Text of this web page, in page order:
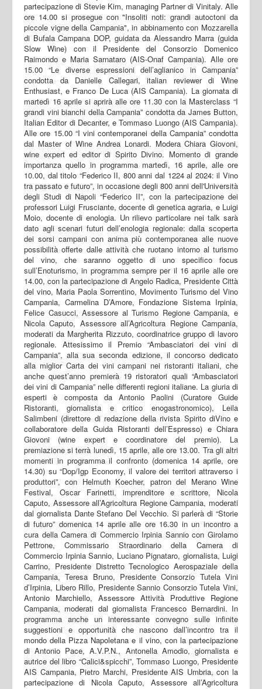
partecipazione di Stevie Kim, managing Partner di Vinitaly. Alle
ore 14.00 si prosegue con "Insoliti noti: grandi autoctoni da
piccole vigne della Campania", in abbinamento con Mozzarella
di Bufala Campana DOP, guidata da Alessandro Marra (guida
Slow Wine) con il Presidente del Consorzio Domenico
Raimondo e Maria Sarnataro (AIS-Onaf Campania). Alle ore
15.00 “Le diverse espressioni dell’aglianico in Campania”
condotta da Danielle Callegari, italian reviewer di Wine
Enthusiast, e Franco De Luca (AIS Campania). La giornata di
martedì 16 aprile si aprirà alle ore 11.30 con la Masterclass “I
grandi vini bianchi della Campania” condotta da James Button,
Italian Editor di Decanter, e Tommaso Luongo (AIS Campania).
Alle ore 15.00 “I vini contemporanei della Campania” condotta
dal Master of Wine Andrea Lonardi. Modera Chiara Giovoni,
wine expert ed editor di Spirito Divino. Momento di grande
importanza quello in programma martedì, 16 aprile, alle ore
10.00, dal titolo “Federico II, 800 anni dal 1224 al 2024: il Vino
tra passato e futuro”, in occasione degli 800 anni dell'Università
degli Studi di Napoli “Federico II”, con la partecipazione dei
professori Luigi Frusciante, docente di genetica agraria, e Luigi
Moio, docente di enologia. Un rilievo particolare nei talk sarà
dato agli scenari futuri dell’enologia regionale: dalla scoperta
dei sorsi campani con anima più contemporanea alle nuove
possibilità offerte dalle attività che ruotano intorno al turismo
del vino, che saranno oggetto di uno specifico focus
sull’Enoturismo, in programma sempre per il 16 aprile alle ore
14.00, con la partecipazione di Angelo Radica, Presidente Città
del vino, Maria Paola Sorrentino, Movimento Turismo del Vino
Campania, Carmelina D’Amore, Fondazione Sistema Irpinia,
Felice Casucci, Assessore al Turismo Regione Campania, e
Nicola Caputo, Assessore all’Agricoltura Regione Campania,
moderati da Margherita Rizzuto, coordinatrice gruppo di lavoro
regionale. Attesissimo il Premio “Ambasciatori dei vini di
Campania”, alla sua seconda edizione, il concorso dedicato
alla miglior Carta dei vini campani nei ristoranti italiani, che
anche quest’anno premierà 19 ristoratori quali “Ambasciatori
dei vini di Campania” nelle differenti regioni italiane. La giuria di
esperti è composta da Antonio Paolini (Curatore Guide
Ristoranti, giornalista e critico enogastronomico), Leila
Salimbeni (direttore di redazione della rivista Spirito diVino e
collaboratore della Guida Ristoranti dell’Espresso) e Chiara
Giovoni (wine expert e coordinatore del premio). La
premiazione si terrà lunedì, 15 aprile, alle ore 13.00. Tra gli altri
momenti in programma il confronto (domenica 14 aprile, ore
14.30) su “Dop/Igp Economy, il valore dei territori attraverso i
produttori”, con Helmuth Koecher, patron del Merano Wine
Festival, Oscar Farinetti, imprenditore e scrittore, Nicola
Caputo, Assessore all’Agricoltura Regione Campania, moderati
dal giornalista Dante Stefano Del Vecchio. Si parlerà di “Storie
di futuro” domenica 14 aprile alle ore 16.30 in un incontro a
cura della Camera di Commercio Irpinia Sannio con Girolamo
Pettrone, Commissario Straordinario della Camera di
Commercio Irpinia Sannio, Luciano Pignataro, giornalista, Luigi
Carrino, Presidente Distretto Tecnologico Aerospaziale della
Campania, Teresa Bruno, Presidente Consorzio Tutela Vini
d’Irpinia, Libero Rillo, Presidente Sannio Consorzio Tutela Vini,
Antonio Marchiello, Assessore Attività Produttive Regione
Campania, moderati dal giornalista Francesco Bernardini. In
programma anche un interessante convegno sulle infinite
suggestioni e opportunità che nascono dall’incontro tra il
mondo della Pizza Napoletana e il vino, con la partecipazione
di Antonio Pace, A.V.P.N., Antonella Amodio, giornalista e
autrice del libro “Calici&spicchi”, Tommaso Luongo, Presidente
AIS Campania, Pietro Marchi, Presidente AIS Umbria, con la
partecipazione di Nicola Caputo, Assessore all’Agricoltura